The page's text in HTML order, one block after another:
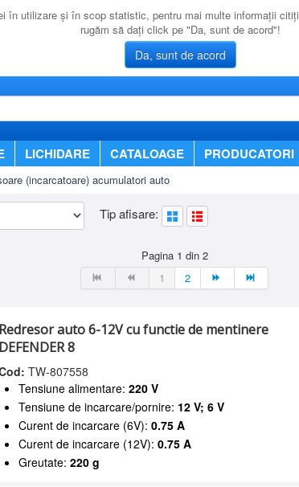
în utilizare şi în scop statistic, pentru mai multe informaţii citiţi
rugăm să daţi click pe "Da, sunt de acord"!
Da, sunt de acord
LICHIDARE CATALOAGE PRODUCATORI
(incarcatoare) acumulatori auto
Tip afisare:
Pagina 1 din 2
1
2
auto 6-12V cu functie de mentinere
8
TW-807558
Tensiune alimentare:220 V
Tensiune de incarcare/pornire: 12 V; 6 V
Curent de incarcare (6V):0.75 A
Curent de incarcare (12V):0.75 A
Greutate:220 g